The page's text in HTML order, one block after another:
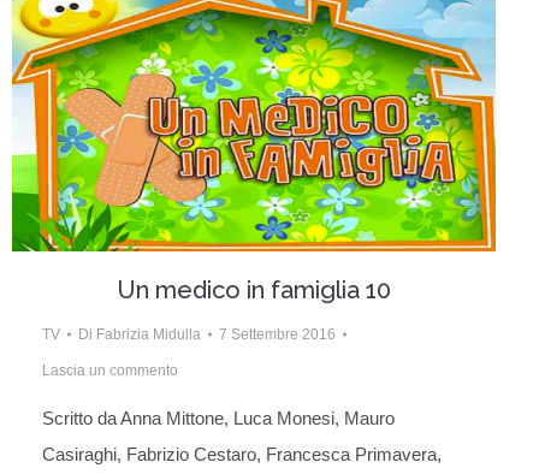
Un medico in famiglia 10
TV Di Fabrizia Midulla 7 Settembre 2016
Lascia un commento
Scritto da Anna Mittone, Luca Monesi, Mauro
Casiraghi, Fabrizio Cestaro, Francesca Primavera,